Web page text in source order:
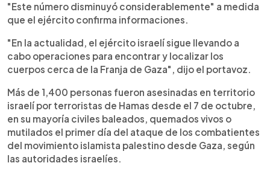
"Este número disminuyó considerablemente" a medida
que el ejército confirma informaciones.
"En la actualidad, el ejército israelí sigue llevando a
cabo operaciones para encontrar y localizar los
cuerpos cerca de la Franja de Gaza", dijo el portavoz.
Más de 1,400 personas fueron asesinadas en territorio
israelí por terroristas de Hamas desde el 7 de octubre,
en su mayoría civiles baleados, quemados vivos o
mutilados el primer día del ataque de los combatientes
del movimiento islamista palestino desde Gaza, según
las autoridades israelíes.